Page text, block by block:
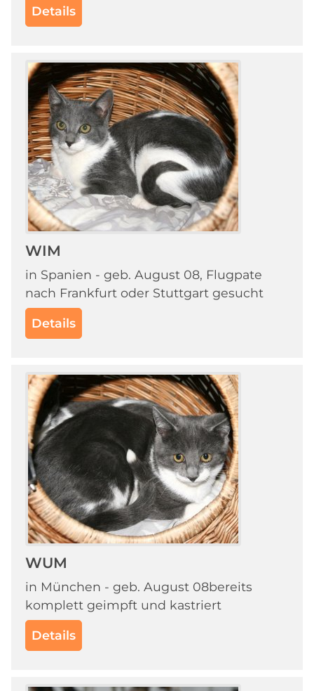
Details
WIM
in Spanien - geb. August 08, Flugpate
nach Frankfurt oder Stuttgart gesucht
Details
WUM
in München - geb. August 08bereits
komplett geimpft und kastriert
Details